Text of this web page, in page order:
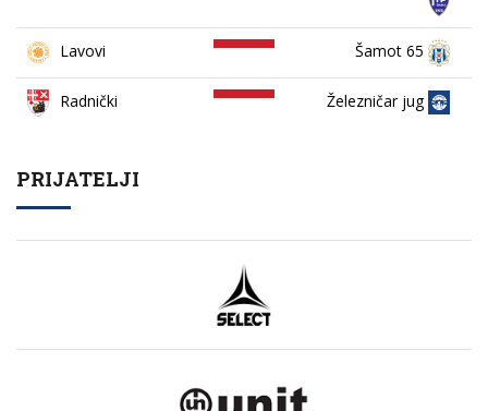
Lavovi Šamot 65
Radnički Železničar jug
PRIJATELJI